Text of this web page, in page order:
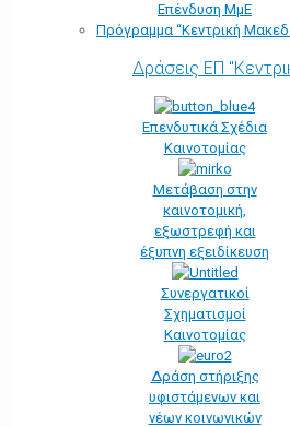
Επένδυση ΜμΕ
Πρόγραμμα “Κεντρική
Δράσεις ΕΠ
Επενδυτικά Σχέδια
Καινοτομίας
Μετάβαση στην
καινοτομική,
εξωστρεφή και
έξυπνη εξειδίκευση
Συνεργατικοί
Σχηματισμοί
Καινοτομίας
Δράση στήριξης
υφιστάμενων και
νέων κοινωνικών